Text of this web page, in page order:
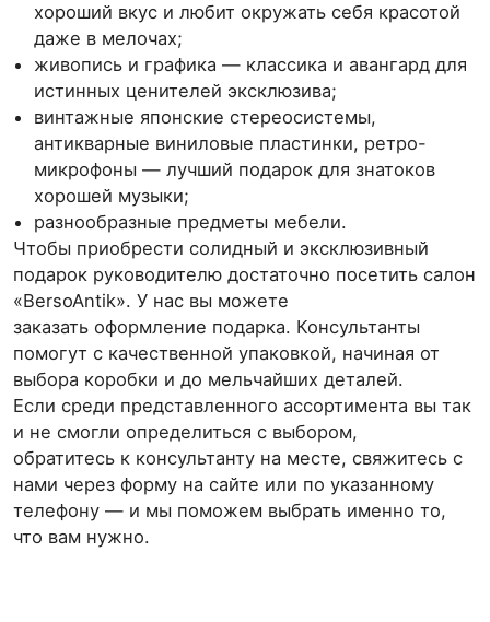
хороший вкус и любит окружать себя красотой
даже в мелочах;
живопись и графика — классика и авангард для
истинных ценителей эксклюзива;
винтажные японские стереосистемы,
антикварные виниловые пластинки, ретро-
микрофоны — лучший подарок для знатоков
хорошей музыки;
разнообразные предметы мебели.
Чтобы приобрести солидный и эксклюзивный
подарок руководителю достаточно посетить салон
«BersoAntik». У нас вы можете
заказать оформление подарка. Консультанты
помогут с качественной упаковкой, начиная от
выбора коробки и до мельчайших деталей.
Если среди представленного ассортимента вы так
и не смогли определиться с выбором,
обратитесь к консультанту на месте, свяжитесь с
нами через форму на сайте или по указанному
телефону — и мы поможем выбрать именно то,
что вам нужно.